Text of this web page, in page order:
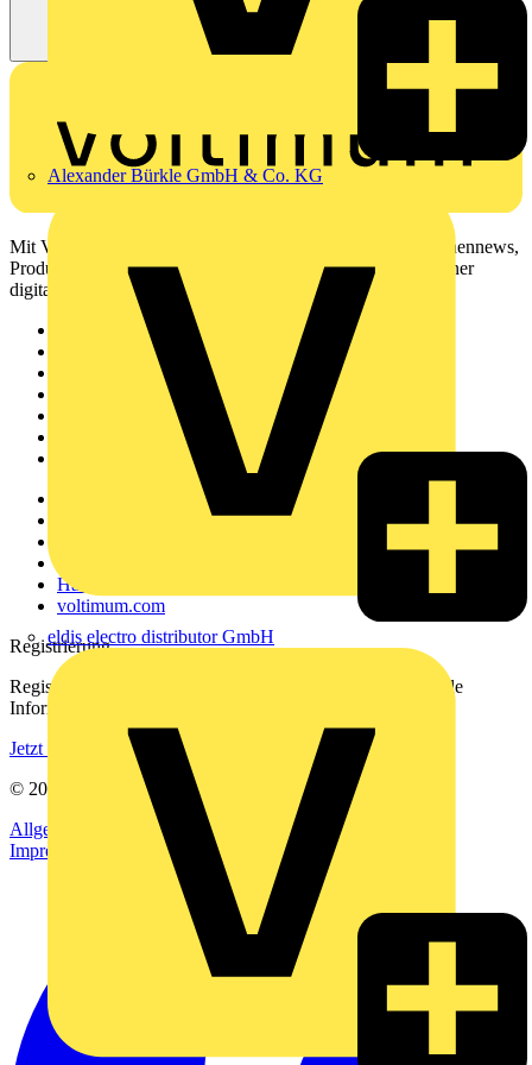
Alexander Bürkle GmbH & Co. KG
eldis electro distributor GmbH
Mit Voltimum erhalten Elektrofachkräfte Zugang zu Branchennews,
Produktinformationen, Schulungen und Tools – alles auf einer
digitalen Plattform und Community.
Häufig gestellte Fragen
voltimum.com
Registrierung
Registrieren Sie sich kostenlos und erhalten Sie stets aktuelle
Informationen aus der Elektroindustrie.
Jetzt registrieren
© 2002-
Voltimum
Allgemeine Geschäftsbedingungen
Datenschutzerklärung
Impressum